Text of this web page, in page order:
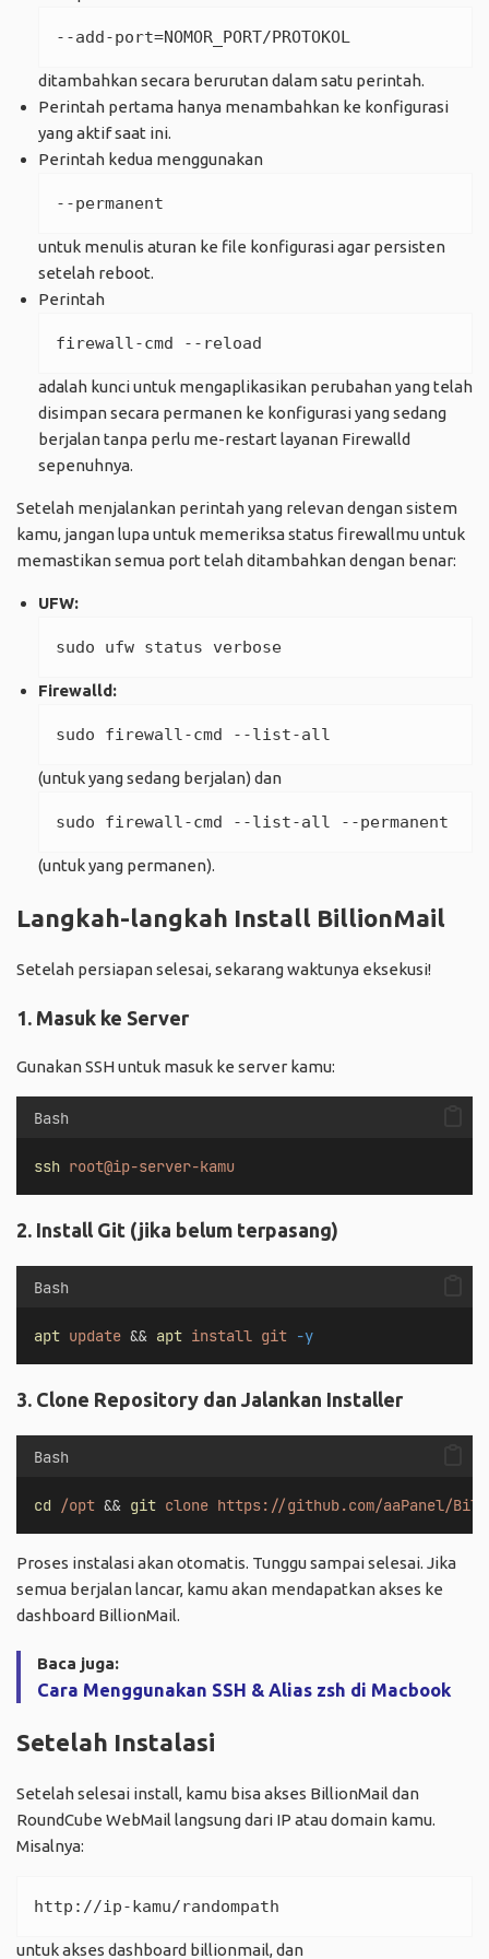
--add-port=NOMOR_PORT/PROTOKOL
ditambahkan secara berurutan dalam satu perintah.
Perintah pertama hanya menambahkan ke konfigurasi
yang aktif saat ini.
Perintah kedua menggunakan
--permanent
untuk menulis aturan ke file konfigurasi agar persisten
setelah reboot.
Perintah
firewall-cmd --reload
adalah kunci untuk mengaplikasikan perubahan yang telah
disimpan secara permanen ke konfigurasi yang sedang
berjalan tanpa perlu me-restart layanan Firewalld
sepenuhnya.
Setelah menjalankan perintah yang relevan dengan sistem
kamu, jangan lupa untuk memeriksa status firewallmu untuk
memastikan semua port telah ditambahkan dengan benar:
UFW:
sudo ufw status verbose
Firewalld:
sudo firewall-cmd --list-all
(untuk yang sedang berjalan) dan
sudo firewall-cmd --list-all --permanent
(untuk yang permanen).
Langkah-langkah Install BillionMail
Setelah persiapan selesai, sekarang waktunya eksekusi!
1. Masuk ke Server
Gunakan SSH untuk masuk ke server kamu:
Bash
ssh root@ip-server-kamu
2. Install Git (jika belum terpasang)
Bash
apt update && apt install git -y
3. Clone Repository dan Jalankan Installer
Bash
cd /opt && git clone https://github.com/aaPanel/
Proses instalasi akan otomatis. Tunggu sampai selesai. Jika
semua berjalan lancar, kamu akan mendapatkan akses ke
dashboard BillionMail.
Baca juga:
Cara Menggunakan SSH & Alias zsh di Macbook
Setelah Instalasi
Setelah selesai install, kamu bisa akses BillionMail dan
RoundCube WebMail langsung dari IP atau domain kamu.
Misalnya:
http://ip-kamu/randompath
untuk akses dashboard billionmail, dan